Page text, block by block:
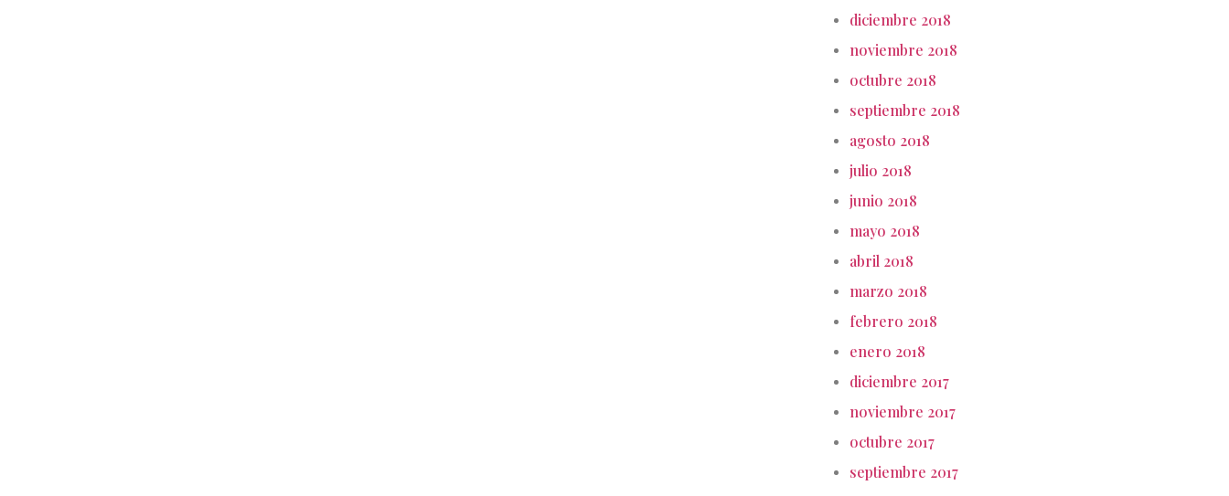
diciembre 2018
noviembre 2018
octubre 2018
septiembre 2018
agosto 2018
julio 2018
junio 2018
mayo 2018
abril 2018
marzo 2018
febrero 2018
enero 2018
diciembre 2017
noviembre 2017
octubre 2017
septiembre 2017